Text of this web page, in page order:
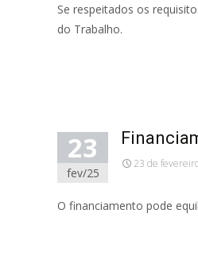
Se respeitados os
do Trabalho.
23
fev/25
23 de
O financiamento pode